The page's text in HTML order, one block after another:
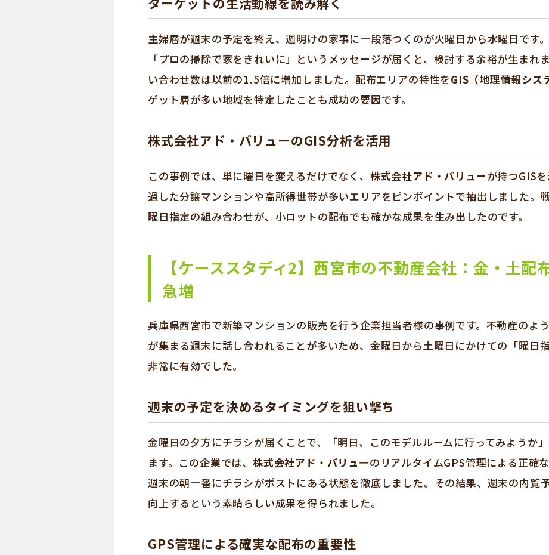
主婦層が週末の予定を終え、週明けの家事に一段落つくのが火曜日から水曜日です
「プロの掃除で家をきれいに」というメッセージが届くと、検討する余裕が生まれ
い合わせ数は以前の1.5倍に増加しました。配布エリアの特性をGIS（地理情報シス
ゲット層が多い地域を特定したことも成功の要因です。
株式会社アド・バリューのGIS分析を活用
この事例では、単に曜日を変えるだけでなく、 株式会社アド・バリューが持つGIS
過した分譲マンションや高所得世帯が多いエリアをピンポイントで抽出しました。
曜日指定の組み合わせが、小ロットの配布でも確かな成果を生み出したのです。
【ケーススタディ2】西宮市の不動産会社：金・土配
急増
兵庫県西宮市で新築マンションの販売を行う企業担当者様の事例です。不動産のよ
が集まる週末に話し合われることが多いため、金曜日から土曜日にかけての「曜日
非常に有効でした。
週末の予定を決めるタイミングを狙い撃ち
金曜日の夕方にチラシが届くことで、「明日、このモデルルームに行ってみようか
ます。この企業では、 株式会社アド・バリューのリアルタイムGPS管理による正確
週末の朝一番にチラシがポストにある状態を徹底しました。その結果、週末の内覧
向上するという素晴らしい成果を得られました。
GPS管理による確実な配布の重要性